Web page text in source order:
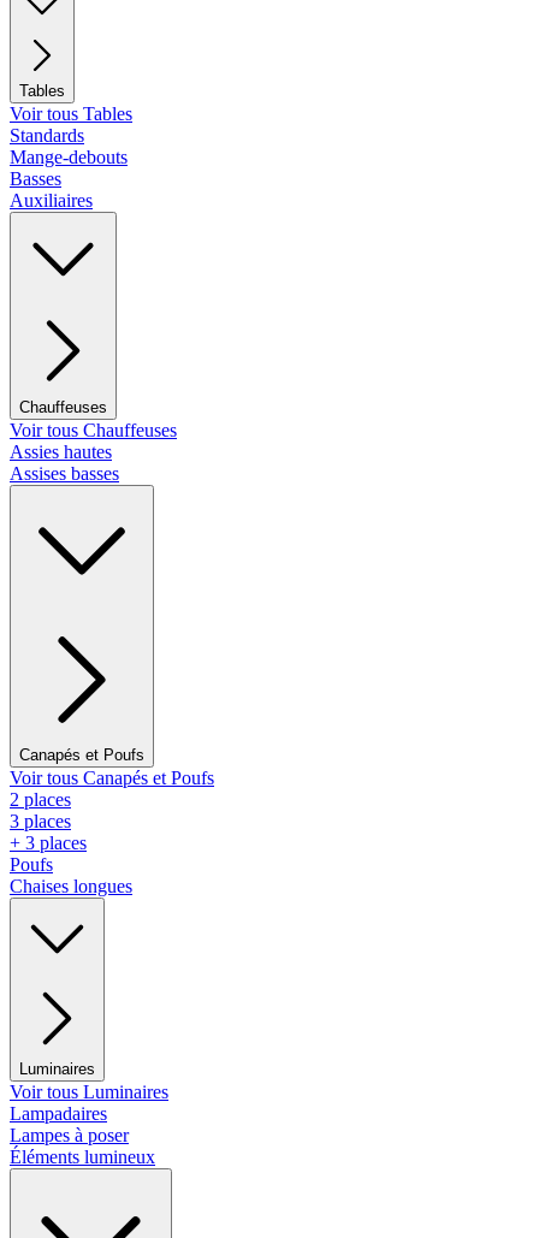
Tables
Voir tous Tables
Standards
Mange-debouts
Basses
Auxiliaires
Chauffeuses
Voir tous Chauffeuses
Assies hautes
Assises basses
Canapés et Poufs
Voir tous Canapés et Poufs
2 places
3 places
+ 3 places
Poufs
Chaises longues
Luminaires
Voir tous Luminaires
Lampadaires
Lampes à poser
Éléments lumineux